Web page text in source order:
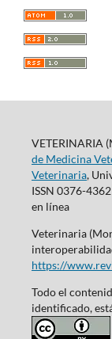
VETERINARIA
de Medicina
Veterinaria,
ISSN 0376-
en línea
Veterinaria
https://
Todo el
identificado,